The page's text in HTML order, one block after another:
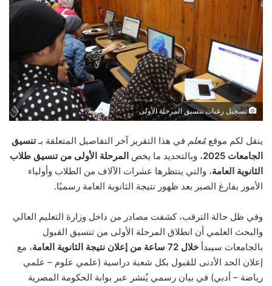
تسجيل رغبات تنسيق المرحلة الأولى
ينقل لكم موقعمُعلم في هذا التقرير آخر التفاصيل المتعلقة بـتنسيق
الجامعات 2025
، وبالتحديد ما يخص المرحلة الأولى من تنسيق طلاب
الثانوية العامة، والتي ينتظرها عشرات الآلاف من الطلاب وأولياء
الأمور بفارغ الصبر بعد ظهور نتيجة الثانوية العامة رسميًا.
وفي ظل حالة الترقب، كشفت مصادر من داخل وزارة التعليم العالي
والبحث العلمي أن انطلاق المرحلة الأولى من تنسيق القبول
بالجامعات سيبدأ خلال 72 ساعة من إعلان نتيجة الثانوية العامة
، مع
إعلان الحد الأدنى للقبول بكل شعبة دراسية (علمي علوم – علمي
رياضة – أدبي) في بيان رسمي يُنشر عبر بوابة الحكومة المصرية